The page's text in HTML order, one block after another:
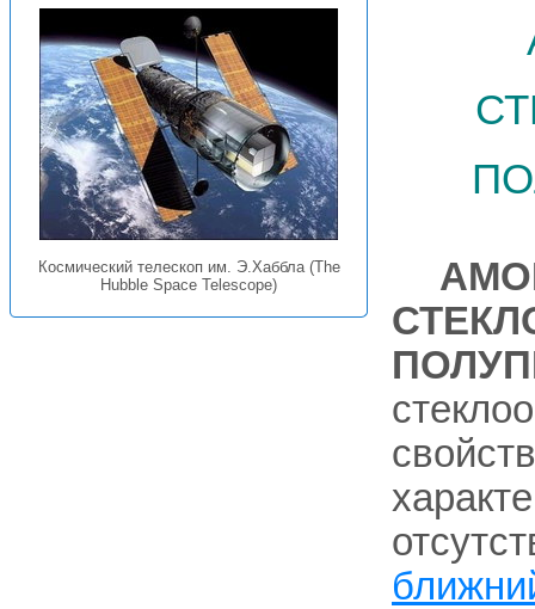
Космический телескоп им. Э.Хаббла (The
Hubble Space Telescope)